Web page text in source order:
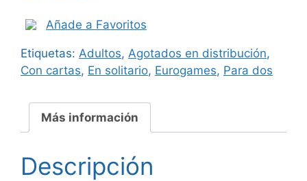
Añade a Favoritos
Etiquetas: Adultos, Agotados en distribución,
Con cartas, En solitario, Eurogames, Para dos
Más información
Descripción